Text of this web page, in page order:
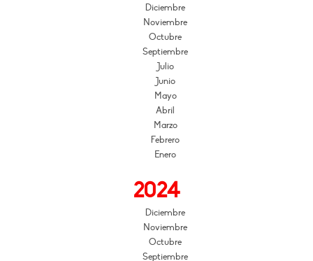
Diciembre
Noviembre
Octubre
Septiembre
Julio
Junio
Mayo
Abril
Marzo
Febrero
Enero
2024
Diciembre
Noviembre
Octubre
Septiembre